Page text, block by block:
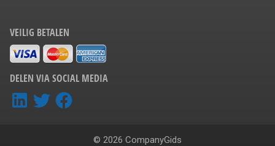
VEILIG BETALEN
DELEN VIA SOCIAL MEDIA
© 2026 CompanyGids